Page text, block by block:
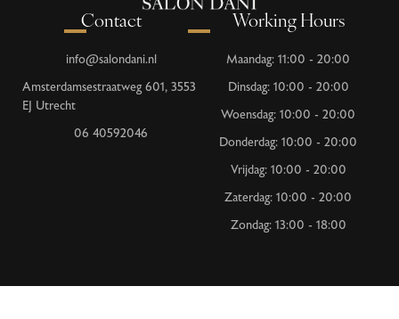
Contact
info@salondani.nl
Amsterdamsestraatweg 601, 3553
EJ Utrecht
06 40592046
Working Hours
Maandag: 11:00 - 20:00
Dinsdag: 10:00 - 20:00
Woensdag: 10:00 - 20:00
Donderdag: 10:00 - 20:00
Vrijdag: 10:00 - 20:00
Zaterdag: 10:00 - 20:00
Zondag: 13:00 - 18:00